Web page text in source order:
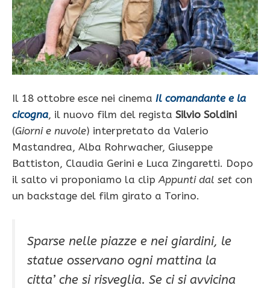
Il 18 ottobre esce nei cinema Il comandante e la
cicogna, il nuovo film del regista Silvio Soldini
(Giorni e nuvole) interpretato da Valerio
Mastandrea, Alba Rohrwacher, Giuseppe
Battiston, Claudia Gerini e Luca Zingaretti. Dopo
il salto vi proponiamo la clipAppunti dal set con
un backstage del film girato a Torino.
Sparse nelle piazze e nei giardini, le
statue osservano ogni mattina la
citta’ che si risveglia. Se ci si avvicina